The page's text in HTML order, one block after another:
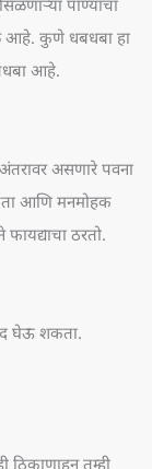
पाण्याचा
आहे. कुणे धबधबा हा
आहे.
असणारे पवना
आणि मनमोहक
ठरतो.
घेऊ शकता.